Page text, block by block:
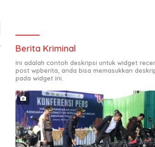
Berita Kriminal
Ini adalah contoh deskripsi untuk widget
post wpberita, anda bisa memasukkan
pada widget ini.